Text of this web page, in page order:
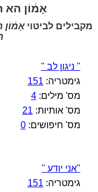
אָמ֔וֹן הא חיל
מקבילים לביטוי אָמ֔וֹן
" ניגון לב "
גימטריה: 151
מס' מילים:4
מס' אותיות: 21
מס' חיפושים:0
"אני יודע "
גימטריה: 151